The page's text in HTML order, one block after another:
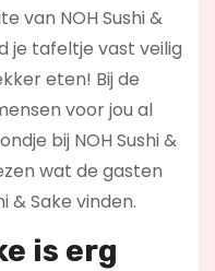
van NOH Sushi &
je tafeltje vast veilig
eten! Bij de
voor jou al
bij NOH Sushi &
wat de gasten
& Sake vinden.
is erg